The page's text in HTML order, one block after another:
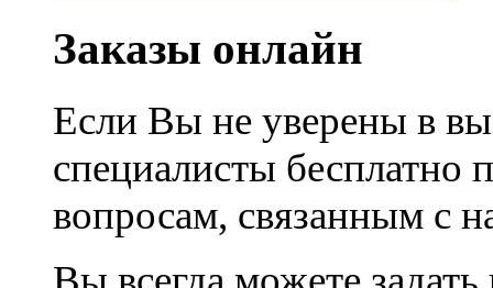
Заказы онлайн
Если Вы не уверены в
специалисты
вопросам, связанным с